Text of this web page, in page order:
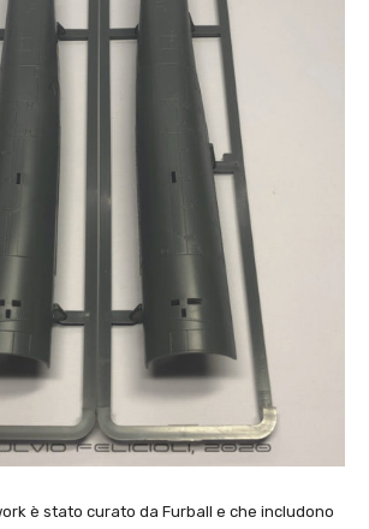
è stato curato da Furball e che includono